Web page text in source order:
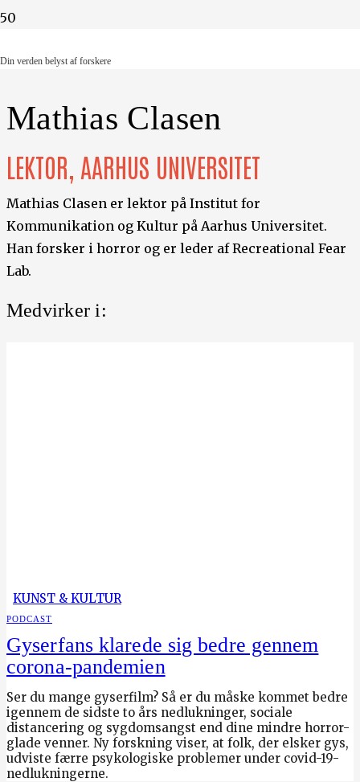
Din verden belyst af forskere
Mathias Clasen
LEKTOR, AARHUS UNIVERSITET
Mathias Clasen er lektor på Institut for
Kommunikation og Kultur på Aarhus Universitet.
Han forsker i horror og er leder af Recreational Fear
Lab.
Medvirker i:
KUNST & KULTUR
PODCAST
Gyserfans klarede sig bedre gennem
corona-pandemien
Ser du mange gyserfilm? Så er du måske kommet bedre
igennem de sidste to års nedlukninger, sociale
distancering og sygdomsangst end dine mindre horror-
glade venner. Ny forskning viser, at folk, der elsker gys,
udviste færre psykologiske problemer under covid-19-
nedlukningerne.